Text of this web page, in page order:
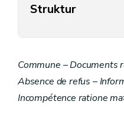
Struktur
Commune – Documents
Absence de refus –
Incompétence ratione